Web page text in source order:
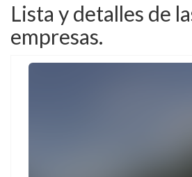
Lista y detalles de
empresas.